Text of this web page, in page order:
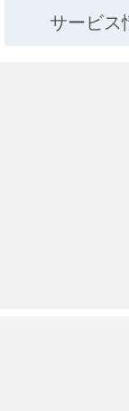
サービス